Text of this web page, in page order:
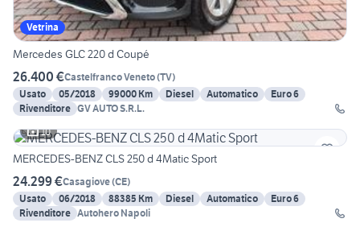
Vetrina
Mercedes GLC 220 d Coupé
26.400 €Castelfranco Veneto(TV)
Usato
05/2018 99000 Km Diesel Automatico
Euro 6
Rivenditore GV AUTO S.R.L.
10
MERCEDES-BENZ CLS 250 d 4Matic Sport
24.299 €Casagiove(CE)
Usato
06/2018 88385 Km Diesel Automatico
Euro 6
Rivenditore Autohero Napoli